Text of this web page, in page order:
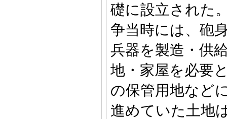
礎に設立された
争当時には、砲
兵器を製造・供
地・家屋を必要
の保管用地など
進めていた土地